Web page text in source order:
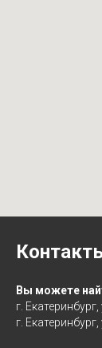
Вы можете
г.
г.